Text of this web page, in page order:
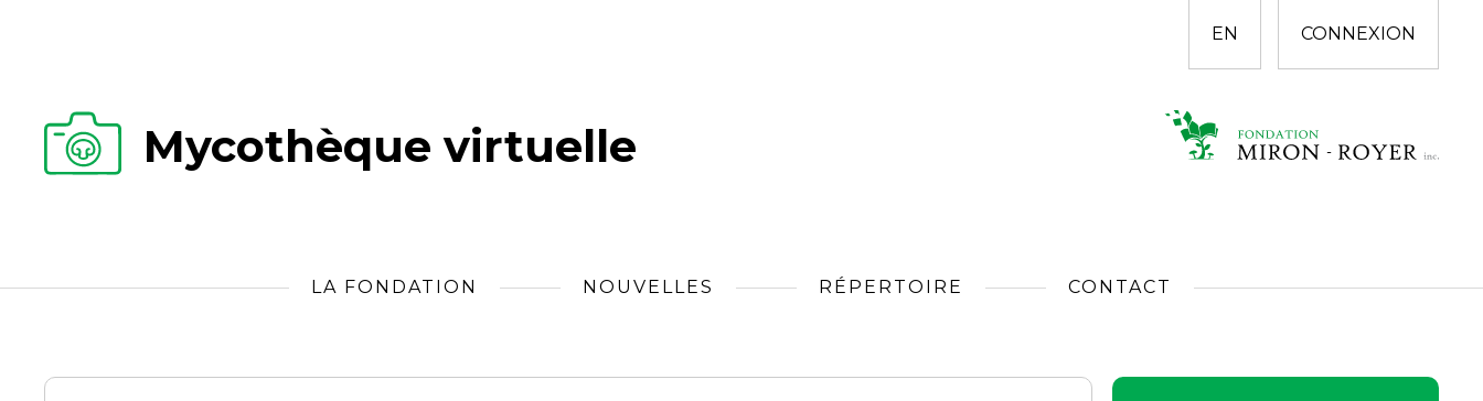
EN CONNEXION
Mycothèque virtuelle
LA FONDATION NOUVELLES RÉPERTOIRE CONTACT
Rechercher :